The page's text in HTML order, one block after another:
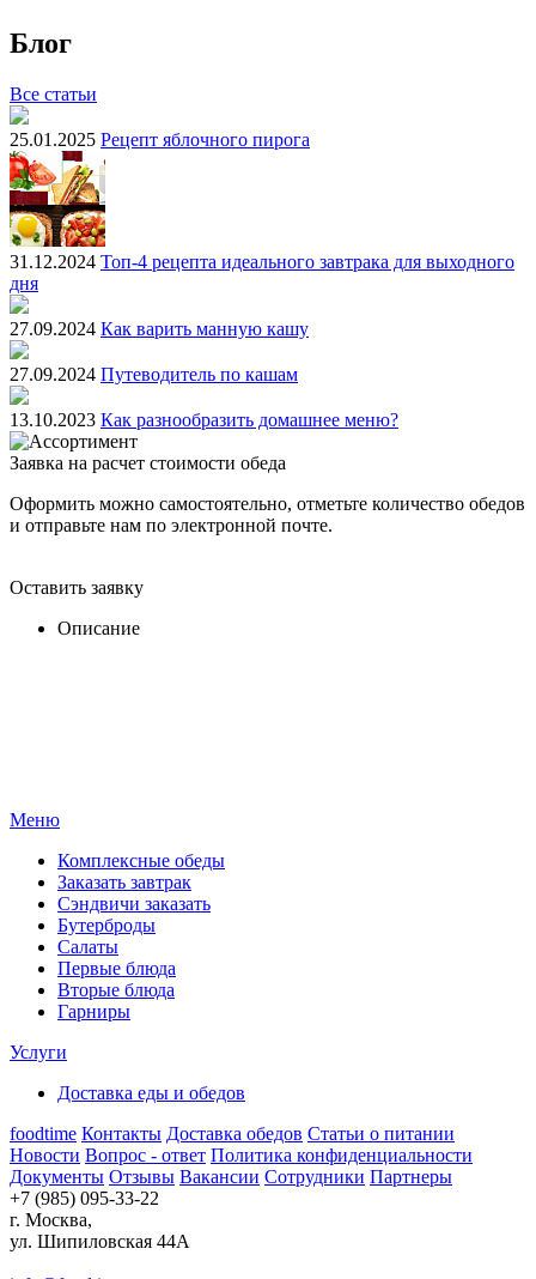
Блог
Все статьи
25.01.2025 Рецепт яблочного пирога
31.12.2024 Топ-4 рецепта идеального завтрака для выходного
дня
27.09.2024 Как варить манную кашу
27.09.2024 Путеводитель по кашам
13.10.2023 Как разнообразить домашнее меню?
Заявка на расчет стоимости обеда
Оформить можно самостоятельно, отметьте количество обедов
и отправьте нам по электронной почте.
Оставить заявку
Описание
Меню
Комплексные обеды
Заказать завтрак
Сэндвичи заказать
Бутерброды
Салаты
Первые блюда
Вторые блюда
Гарниры
Услуги
Доставка еды и обедов
foodtime Контакты Доставка обедов Статьи о питании
Новости Вопрос - ответ Политика конфиденциальности
Документы Отзывы Вакансии Сотрудники Партнеры
+7 (985) 095-33-22
г. Москва,
ул. Шипиловская 44А